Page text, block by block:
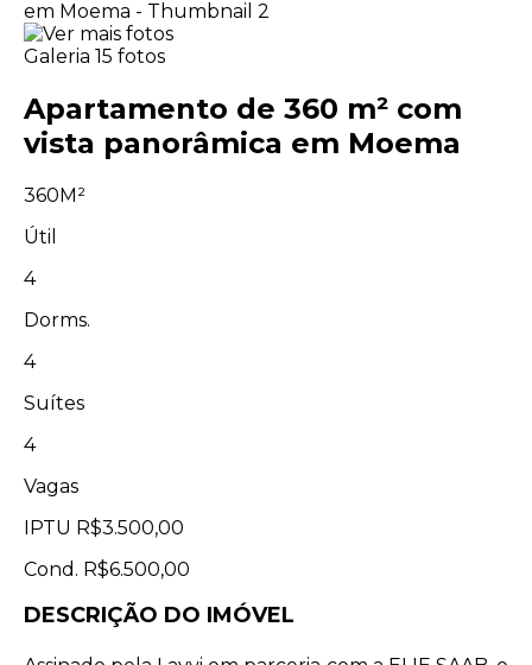
Galeria 15 fotos
Apartamento de 360 m² com
vista panorâmica em Moema
360M²
Útil
4
Dorms.
4
Suítes
4
Vagas
IPTU R$3.500,00
Cond. R$6.500,00
DESCRIÇÃO DO IMÓVEL